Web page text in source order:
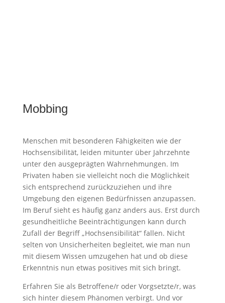
Mobbing
Menschen mit besonderen Fähigkeiten wie der
Hochsensibilität, leiden mitunter über Jahrzehnte
unter den ausgeprägten Wahrnehmungen. Im
Privaten haben sie vielleicht noch die Möglichkeit
sich entsprechend zurückzuziehen und ihre
Umgebung den eigenen Bedürfnissen anzupassen.
Im Beruf sieht es häufig ganz anders aus. Erst durch
gesundheitliche Beeinträchtigungen kann durch
Zufall der Begriff „Hochsensibilität“ fallen. Nicht
selten von Unsicherheiten begleitet, wie man nun
mit diesem Wissen umzugehen hat und ob diese
Erkenntnis nun etwas positives mit sich bringt.
Erfahren Sie als Betroffene/r oder Vorgsetzte/r, was
sich hinter diesem Phänomen verbirgt. Und vor